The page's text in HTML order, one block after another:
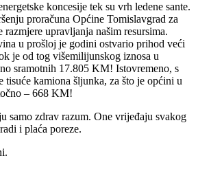
koncesije tek su vrh ledene sante.
proračuna Općine Tomislavgrad za
upravljanja našim resursima.
u prošloj je godini ostvario prihod veći
je od tog višemilijunskog iznosa u
sramotnih 17.805 KM! Istovremeno, s
tisuće kamiona šljunka, za što je općini u
– 668 KM!
samo zdrav razum. One vrijeđaju svakog
i plaća poreze.